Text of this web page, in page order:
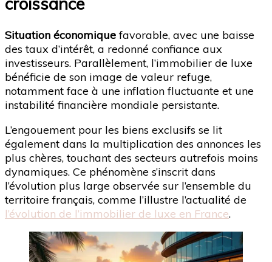
Situation économiquefavorable, avec une baisse
des taux d’intérêt, a redonné confiance aux
investisseurs. Parallèlement, l’immobilier de luxe
bénéficie de son image de valeur refuge,
notamment face à une inflation fluctuante et une
instabilité financière mondiale persistante.
L’engouement pour les biens exclusifs se lit
également dans la multiplication des annonces les
plus chères, touchant des secteurs autrefois moins
dynamiques. Ce phénomène s’inscrit dans
l’évolution plus large observée sur l’ensemble du
territoire français, comme l’illustre l’actualité de
l’évolution de l’immobilier de luxe en France.